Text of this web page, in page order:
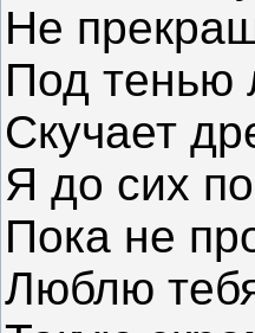
Не
Под тенью
Скучает
Я до сих
Пока не
Люблю